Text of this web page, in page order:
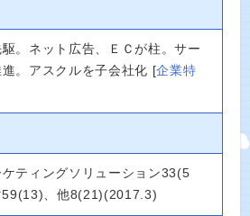
。ネット広告、ＥＣが柱。サー
。アスクルを子会社化 [企業特
ケティングソリューション33(5
59(13)、他8(21)(2017.3)